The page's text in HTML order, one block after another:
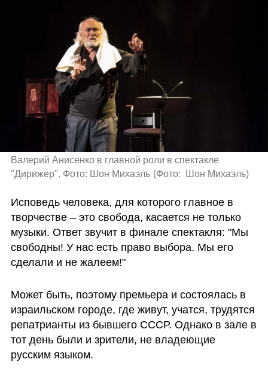
Валерий Анисенко в главной роли в спектакле
"Дирижер". Фото: Шон Михаэль (Фото:  Шон Михаэль)
Исповедь человека, для которого главное в
творчестве – это свобода, касается не только
музыки. Ответ звучит в финале спектакля: "Мы
свободны! У нас есть право выбора. Мы его
сделали и не жалеем!"
Может быть, поэтому премьера и состоялась в
израильском городе, где живут, учатся, трудятся
репатрианты из бывшего СССР. Однако в зале в
тот день были и зрители, не владеющие
русским языком.